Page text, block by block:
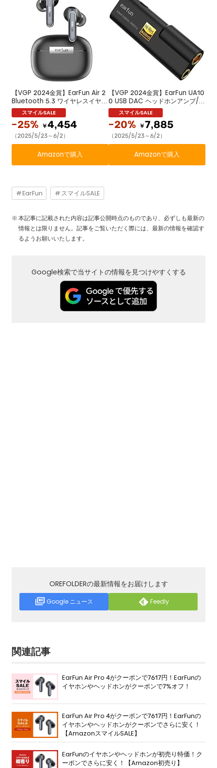
【VGP 2024金賞】EarFun Air 2
Bluetooth 5.3 ワイヤレスイヤホ
ンハイレゾ LDAC対応/40時間再
生/マルチポイント接続/10バンド
専用アプリ/55msゲームモード/
ワイヤレス充電/ IPX7防水【4マイ
ク通話テクノロジー / PSE認証済
み】 ハンズフリー通話 音声アシ
スト機能 (ブラック)
-25% ￥4,454
（2025/5/23～6/2）
Amazonで購入
【VGP 2024金賞】EarFun UA10
0 USB DAC ヘッドホンアンプ/Hi
-Res認証 DAC アンプ 小型/32bi
t/768kHz DSD 512ハイレゾ対
応/3.5mm 4.4mm ケーブル着脱
式/Type-C 対応超小型 DAC/ア
ルミニウム合金材質ポータブルヘ
ッドホンアンプ/HD ロスレス音楽
-20% ￥7,885
（2025/5/23～6/2）
Amazonで購入
EarFun スマイルSALE
本記事に記載された内容は記事公開時点のものであり、必ずしも最新の
情報とは限りません。記事をご覧いただく際には、最新の情報を確認す
るようお願いいたします。
Google検索で当サイトの情報を見つけやすくする
OREFOLDERの最新情報をお届けします
Google ニュース Feedly
関連記事
EarFun Air Pro 4がクーポンで7617円！EarFunの
イヤホンやヘッドホンがクーポンで7%オフ！
EarFun Air Pro 4がクーポンで7617円！EarFunの
イヤホンやヘッドホンがクーポンでさらに安く！
【AmazonスマイルSALE】
EarFunのイヤホンやヘッドホンが初売り特価！ク
ーポンでさらに安く！【Amazon初売り】